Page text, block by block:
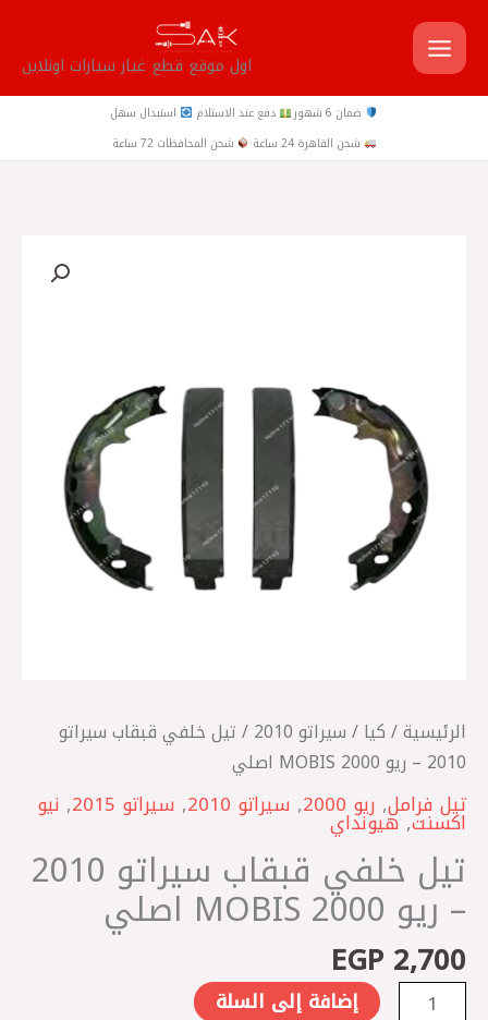
تخطي
إلى
المحتوى
اول موقع قطع غيار سيارات اونلاين
ضمان 6 شهور دفع عند الاستلام
استبدال سهل
شحن القاهرة 24 ساعة
شحن المحافظات 72 ساعة
الرئيسية/ كيا / سيراتو 2010
/ تيل خلفي قبقاب سيراتو
2010 – ريو 2000 MOBIS اصلي
تيل فرامل, ريو 2000 , سيراتو 2010 , سيراتو 2015 , نيو
اكسنت,هيونداي
تيل خلفي قبقاب سيراتو 2010
– ريو 2000 MOBIS اصلي
EGP 2,700
2000
MOBIS
إضافة إلى السلة